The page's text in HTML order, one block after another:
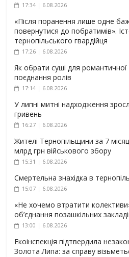
17:34 | 6.08.2026
«Після поранення лише одне
повернутися до побратимів».
тернопільського гвардійця
17:26 | 6.08.2026
Як обрати суші для романтичної
поєднання ролів
17:14 | 6.08.2026
У липні митні надходження
гривень
16:27 | 6.08.2026
Жителі Тернопільщини за 7
млрд грн військового збору
15:31 | 6.08.2026
Смертельна знахідка в
15:07 | 6.08.2026
«Не хочемо втратити
об’єднання позашкільних
13:00 | 6.08.2026
Екоінспекція підтвердила
Золота Липа: за справу